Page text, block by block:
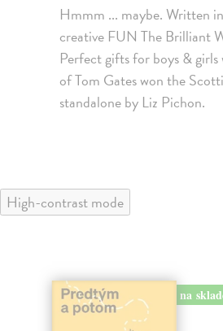
Hmmm ... maybe. Written
creative FUN The Brilliant
Perfect gifts for boys &
of Tom Gates won the
standalone by Liz Pichon.
High-contrast mode
na